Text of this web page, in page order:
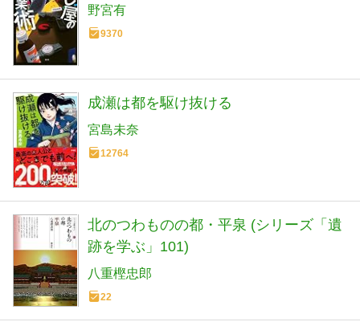
野宮有
9370
成瀬は都を駆け抜ける
宮島未奈
12764
北のつわものの都・平泉 (シリーズ「遺
跡を学ぶ」101)
八重樫忠郎
22